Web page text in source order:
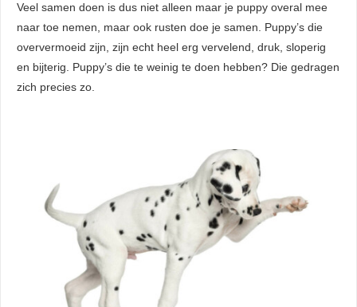
Veel samen doen is dus niet alleen maar je puppy overal mee
naar toe nemen, maar ook rusten doe je samen. Puppy’s die
oververmoeid zijn, zijn echt heel erg vervelend, druk, sloperig
en bijterig. Puppy’s die te weinig te doen hebben? Die gedragen
zich precies zo.